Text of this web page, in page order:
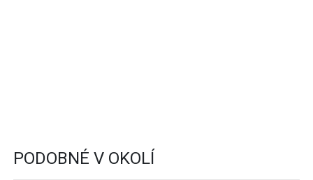
PODOBNÉ V OKOLÍ